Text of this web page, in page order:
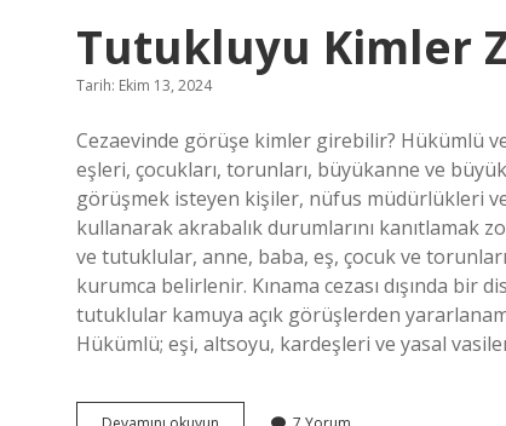
Tutukluyu Kimler
Tarih: Ekim 13, 2024
Cezaevinde görüşe kimler girebilir? Hükümlü
eşleri, çocukları, torunları, büyükanne ve
görüşmek isteyen kişiler, nüfus müdürlükleri
kullanarak akrabalık durumlarını kanıtlamak
ve tutuklular, anne, baba, eş, çocuk ve
kurumca belirlenir. Kınama cezası dışında bir
tutuklular kamuya açık görüşlerden
Hükümlü; eşi, altsoyu, kardeşleri ve yasal
Tutukluyu